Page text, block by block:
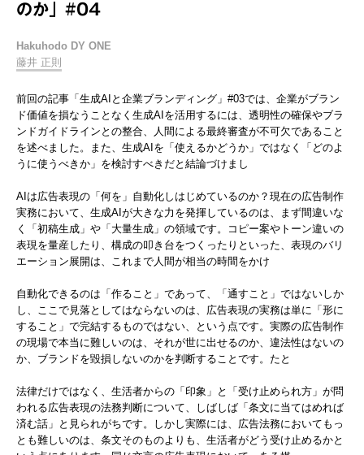
のか」#04
Hakuhodo DY ONE
藤井 正則
前回の記事「生成AIと企業ブランディング」#03では、企業がブラン
ド価値を損なうことなく生成AIを活用するには、透明性の確保やブラ
ンドガイドラインとの整合、人間による最終審査が不可欠であること
を述べました。また、生成AIを「使えるかどうか」ではなく「どのよ
うに使うべきか」を検討すべきだと結論づけまし
AIは広告表現の「何を」自動化しはじめているのか？現在の広告制作
実務において、生成AIが大きな力を発揮しているのは、まず間違いな
く「初稿生成」や「大量生成」の領域です。コピー案やトーン違いの
表現を量産したり、構成の叩き台をつくったりといった、表現のバリ
エーション展開は、これまで人間が相当の時間をかけ
自動化できるのは「作ること」であって、「通すこと」ではないしか
し、ここで見落としてはならないのは、広告表現の実務は単に「形に
すること」で完結するものではない、という点です。実際の広告制作
の現場で本当に難しいのは、それが世に出せるのか、違法性はないの
か、ブランドを毀損しないのかを判断することです。たと
法律だけではなく、生活者からの「印象」と「受け止められ方」が問
われる広告表現の法務判断について、しばしば「条文に当てはめれば
済む話」と見られがちです。しかし実際には、広告法務においてもっ
とも難しいのは、条文そのものよりも、生活者がどう受け止めるかと